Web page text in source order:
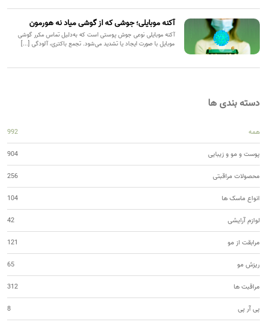
آکنه موبایلی؛ جوشی که از گوشی میاد نه هورمون
آکنه موبایلی نوعی جوش پوستی است که به‌دلیل تماس مکرر گوشی
موبایل با صورت ایجاد یا تشدید می‌شود. تجمع باکتری، آلودگی [...]
دسته بندی ها
همه 992
پوست و مو و زیبایی 904
محصولات مراقبتی 256
انواع ماسک ها 104
لوازم آرایشی 42
مرابقت از مو 121
ریزش مو 65
مراقبت ها 312
پی آر پی 8